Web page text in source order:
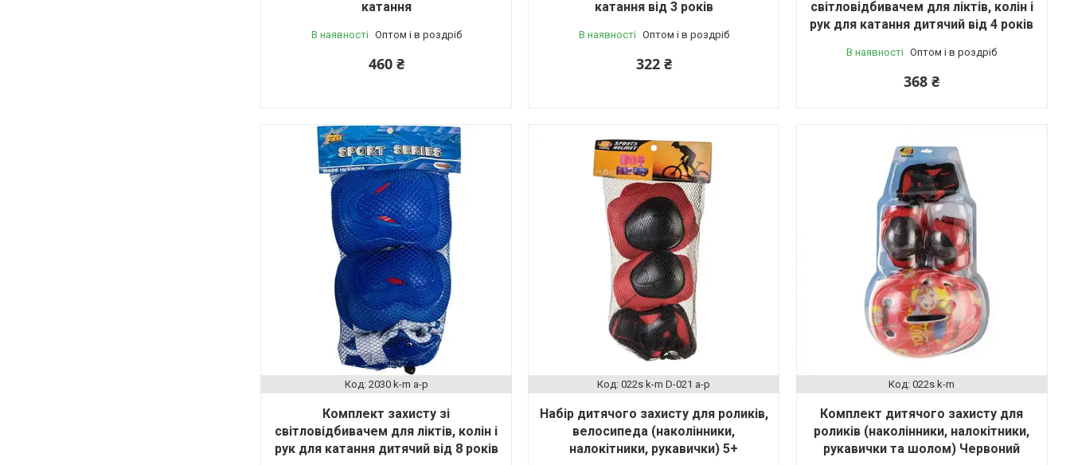
катання
В наявності Оптом і в роздріб
460 ₴
катання від 3 років
В наявності Оптом і в роздріб
322 ₴
світловідбивачем для ліктів, колін і
рук для катання дитячий від 4 років
В наявності Оптом і в роздріб
368 ₴
2030 k-m a-p
Комплект захисту зі
світловідбивачем для ліктів, колін і
рук для катання дитячий від 8 років
022s k-m D-021 a-p
Набір дитячого захисту для роликів,
велосипеда (наколінники,
налокітники, рукавички) 5+
022s k-m
Комплект дитячого захисту для
роликів (наколінники, налокітники,
рукавички та шолом) Червоний